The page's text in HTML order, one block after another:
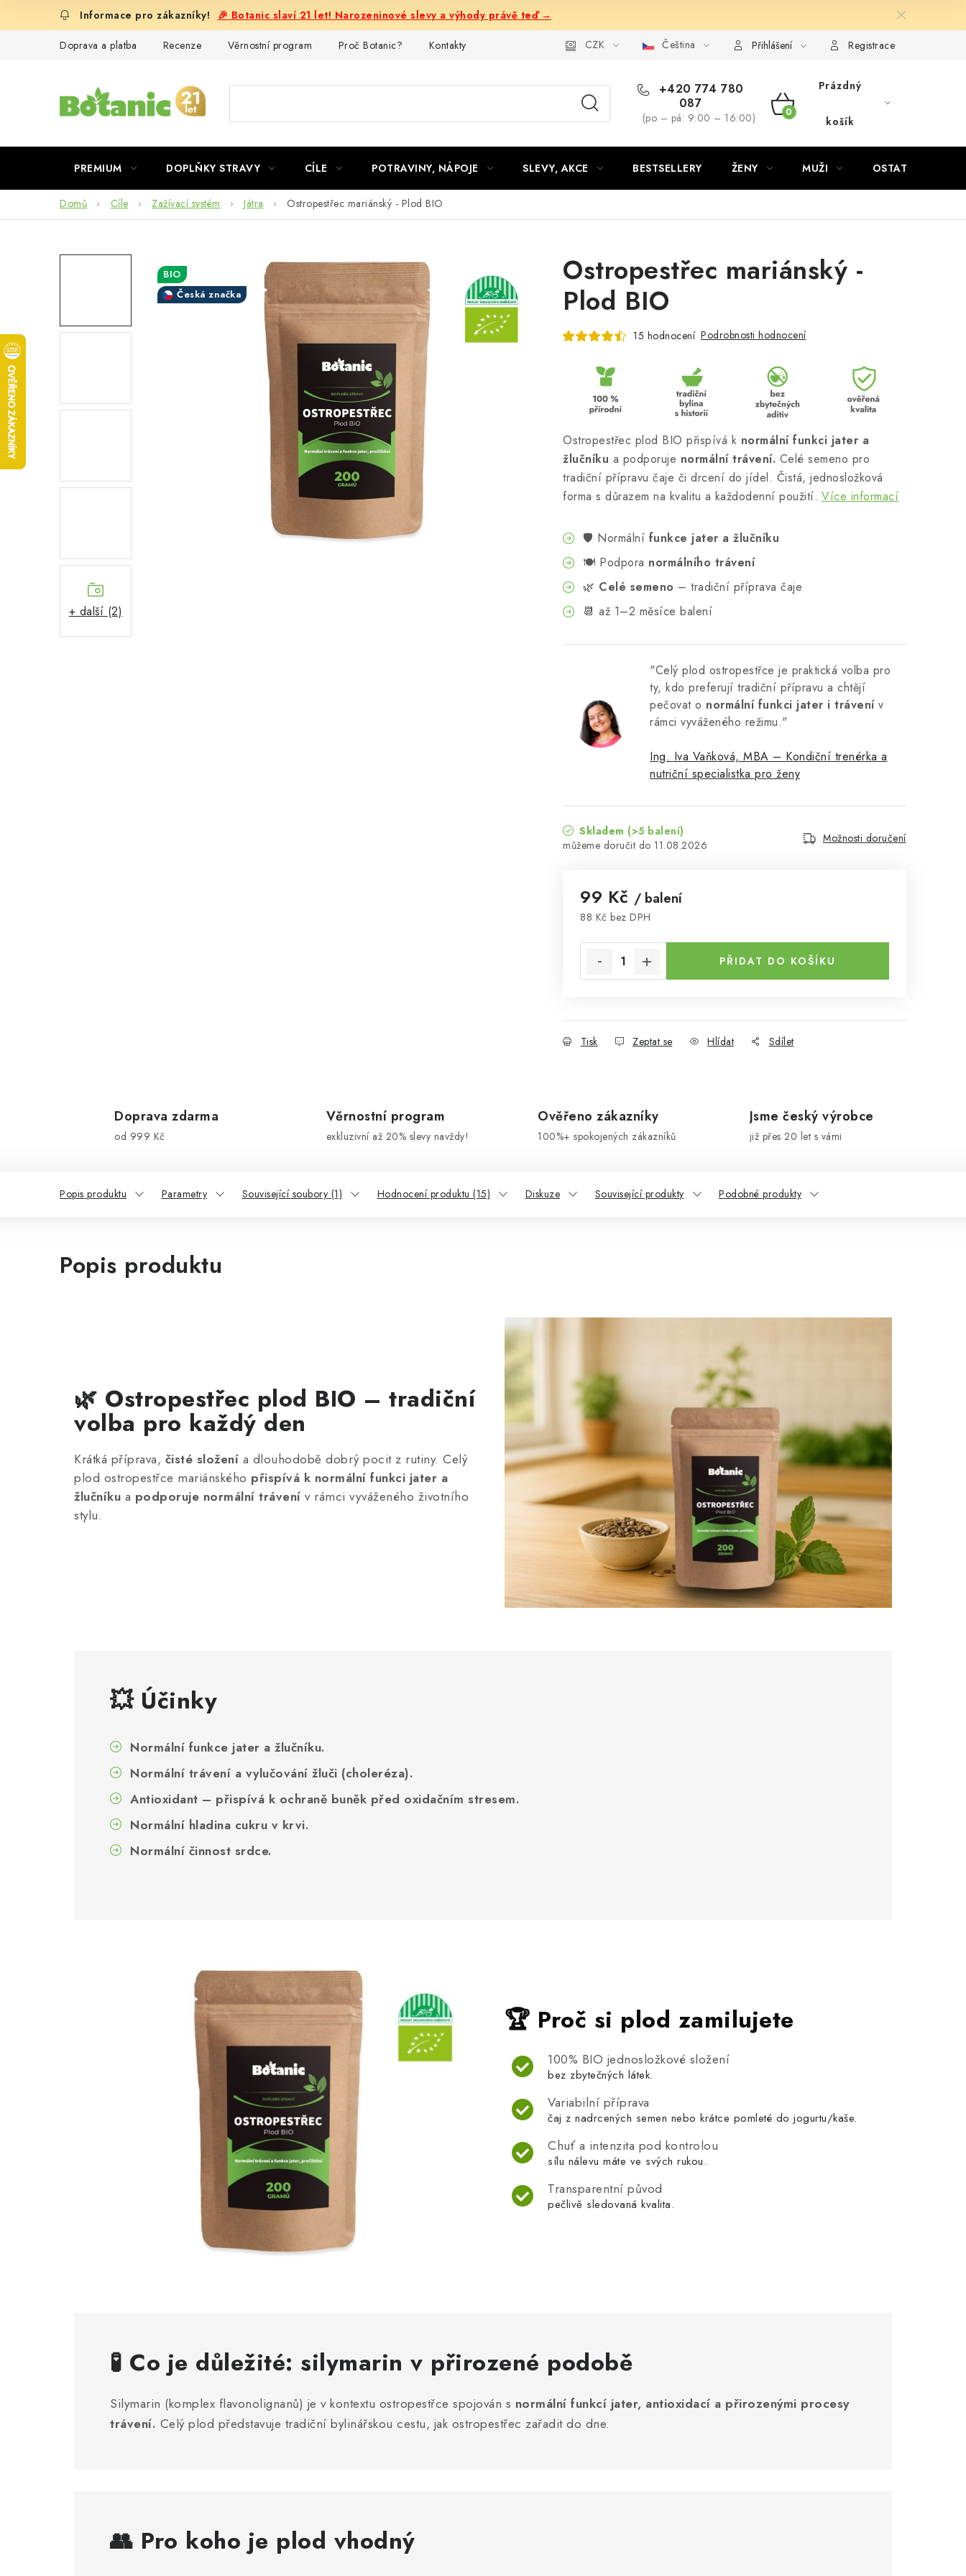
🎉 Botanic slaví 21 let! Narozeninové slevy a výhody právě teď →
Doprava a platba Recenze Věrnostní program Proč Botanic? Kontakty CZK Čeština Přihlášení Registrace
+420 774 780
087
(po – pá: 9:00 – 16:00)
NÁKUPNÍ
Prázdný
košík
PREMIUM DOPLŇKY STRAVY CÍLE POTRAVINY, NÁPOJE SLEVY, AKCE BESTSELLERY ŽENY MUŽI OSTATNÍ
Domů Cíle Zažívací systém Játra Ostropestřec mariánský - Plod BIO
+ další (2)
Ostropestřec mariánský -
Plod BIO
15 hodnocení Podrobnosti hodnocení
Ostropestřec plod BIO přispívá k normální funkci jater a
žlučníku a podporuje normální trávení. Celé semeno pro
tradiční přípravu čaje či drcení do jídel. Čistá, jednosložková
forma s důrazem na kvalitu a každodenní použití. Více informací
🛡️ Normální funkce jater a žlučníku
🍽️ Podpora normálního trávení
🌿 Celé semeno – tradiční příprava čaje
📆 až 1–2 měsíce balení
"Celý plod ostropestřce je praktická volba pro
ty, kdo preferují tradiční přípravu a chtějí
pečovat o normální funkci jater i trávenív
rámci vyváženého režimu."
Ing. Iva Vaňková, MBA – Kondiční trenérka a
nutriční specialistka pro ženy
Skladem (>5 balení)
11.08.2026
Možnosti doručení
99 Kč / balení
88 Kč bez DPH
PŘIDAT DO KOŠÍKU
Tisk Zeptat se Hlídat Sdílet
BIO
Česká značka
Doprava zdarma
od 999 Kč
Věrnostní program
exkluzivní až 20% slevy navždy!
Ověřeno zákazníky
100%+ spokojených zákazníků
Jsme český výrobce
již přes 20 let s vámi
Popis produktu Parametry Související soubory (1) Hodnocení produktu (15) Diskuze Související produkty Podobné produkty
Popis produktu
🌿 Ostropestřec plod BIO – tradiční
volba pro každý den
Krátká příprava, čisté složení a dlouhodobě dobrý pocit z rutiny. Celý
plod ostropestřce mariánského přispívá k normální funkci jater a
žlučníku a podporuje normální trávení v rámci vyváženého životního
stylu.
💥 Účinky
Normální funkce jater a žlučníku.
Normální trávení a vylučování žluči (choleréza).
Antioxidant – přispívá k ochraně buněk před oxidačním stresem.
Normální hladina cukru v krvi.
Normální činnost srdce.
🏆 Proč si plod zamilujete
100% BIO jednosložkové složení
bez zbytečných látek.
Variabilní příprava
čaj z nadrcených semen nebo krátce pomleté do jogurtu/kaše.
Chuť a intenzita pod kontrolou
sílu nálevu máte ve svých rukou.
Transparentní původ
pečlivě sledovaná kvalita.
🧪 Co je důležité: silymarin v přirozené podobě
Silymarin (komplex flavonolignanů) je v kontextu ostropestřce spojován s normální funkcí jater, antioxidací a přirozenými procesy
trávení. Celý plod představuje tradiční bylinářskou cestu, jak ostropestřec zařadit do dne.
👥 Pro koho je plod vhodný